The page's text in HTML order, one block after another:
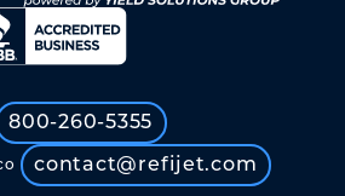
800-260-5355
contact@refijet.com